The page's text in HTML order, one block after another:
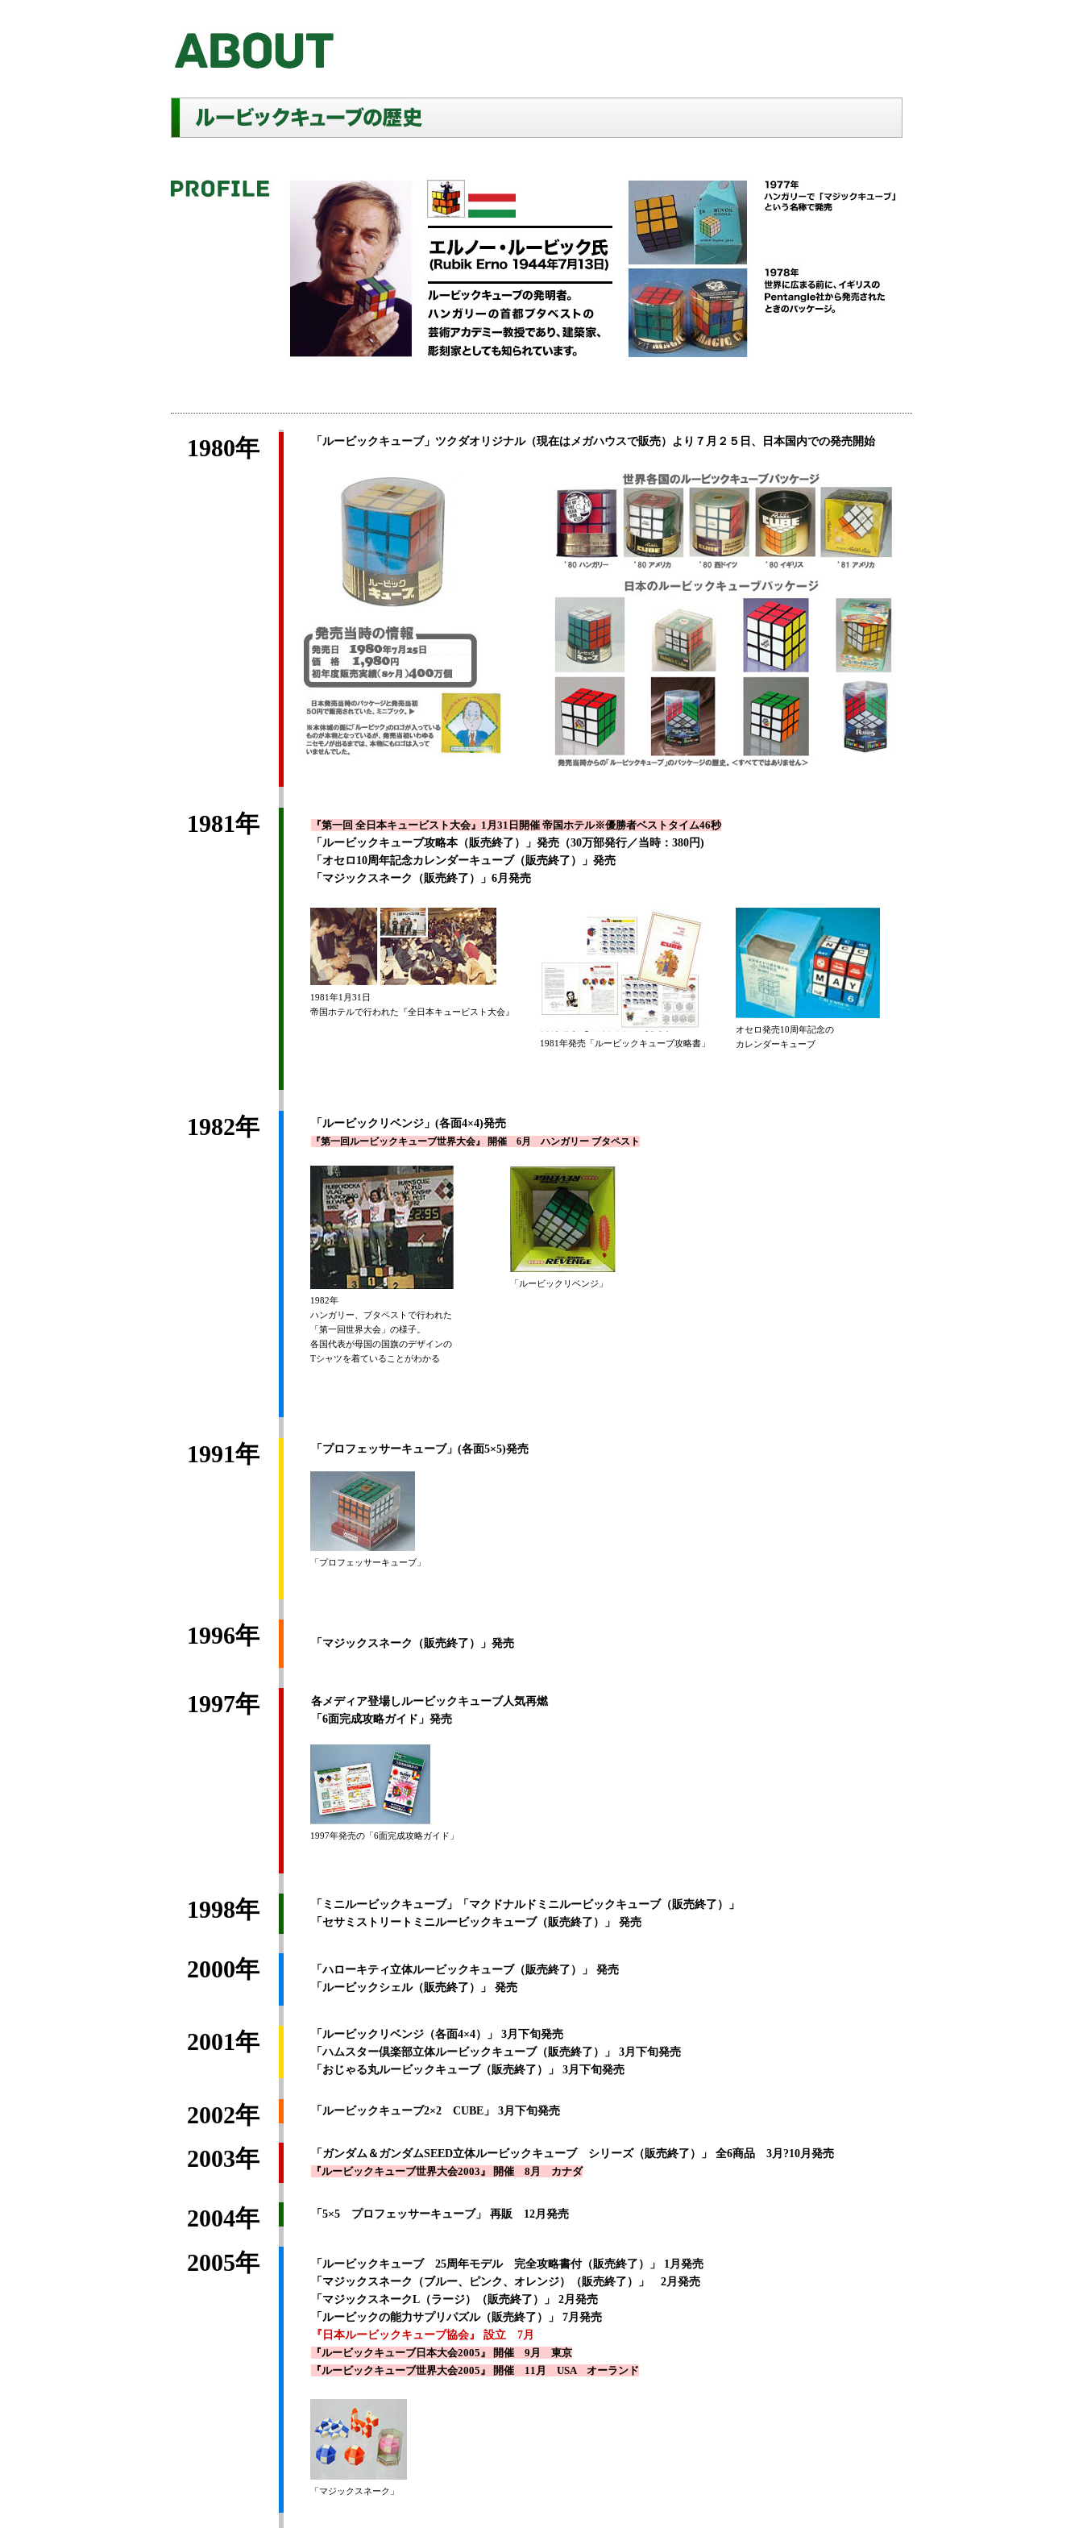
1980年 「ルービックキューブ」ツクダオリジナル（現在はメガハウスで販売）より７月２５日、日本国内での発売開始
1981年
『第一回 全日本キュービスト大会』1月31日開催 帝国ホテル※優勝者ベストタイム46秒
「ルービックキューブ攻略本（販売終了）」発売（30万部発行／当時：380円)
「オセロ10周年記念カレンダーキューブ（販売終了）」発売
「マジックスネーク（販売終了）」6月発売
1981年1月31日
帝国ホテルで行われた『全日本キュービスト大会』
1981年発売「ルービックキューブ攻略書」
オセロ発売10周年記念の
カレンダーキューブ
1982年 「ルービックリベンジ」(各面4×4)発売
『第一回ルービックキューブ世界大会』 開催 6月 ハンガリー ブタペスト
1982年
ハンガリー、ブタペストで行われた
「第一回世界大会」の様子。
各国代表が母国の国旗のデザインの
Tシャツを着ていることがわかる
「ルービックリベンジ」
1991年 「プロフェッサーキューブ」(各面5×5)発売
「プロフェッサーキューブ」
1996年 「マジックスネーク（販売終了）」発売
1997年
各メディア登場しルービックキューブ人気再燃
「6面完成攻略ガイド」発売
1997年発売の「6面完成攻略ガイド」
1998年
「ミニルービックキューブ」「マクドナルドミニルービックキューブ（販売終了）」
「セサミストリートミニルービックキューブ（販売終了）」 発売
2000年
「ハローキティ立体ルービックキューブ（販売終了）」 発売
「ルービックシェル（販売終了）」 発売
2001年
「ルービックリベンジ（各面4×4）」 3月下旬発売
「ハムスター倶楽部立体ルービックキューブ（販売終了）」 3月下旬発売
「おじゃる丸ルービックキューブ（販売終了）」 3月下旬発売
2002年 「ルービックキューブ2×2 CUBE」 3月下旬発売
2003年
「ガンダム＆ガンダムSEED立体ルービックキューブ シリーズ（販売終了）」 全6商品 3月?10月発売
『ルービックキューブ世界大会2003』 開催 8月 カナダ
2004年 「5×5 プロフェッサーキューブ」 再販 12月発売
2005年
「ルービックキューブ 25周年モデル 完全攻略書付（販売終了）」 1月発売
「マジックスネーク（ブルー、ピンク、オレンジ）（販売終了）」 2月発売
「マジックスネークL（ラージ）（販売終了）」 2月発売
「ルービックの能力サプリパズル（販売終了）」 7月発売
『日本ルービックキューブ協会』 設立 7月
『ルービックキューブ日本大会2005』 開催 9月 東京
『ルービックキューブ世界大会2005』 開催 11月 USA オーランド
「マジックスネーク」